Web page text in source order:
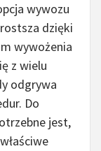
wywozu
dzięki
wywożenia
z wielu
odgrywa
Do
jest,